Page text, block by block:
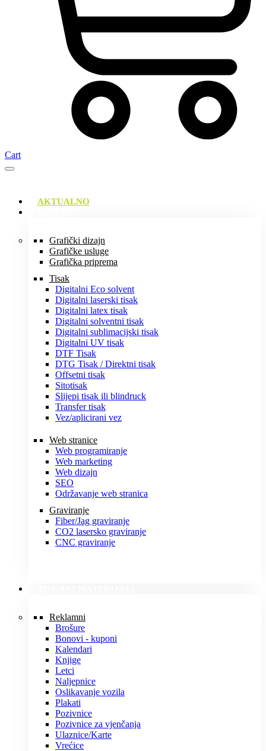
Cart
AKTUALNO
Grafički dizajn
Grafičke usluge
Grafička priprema
Tisak
Digitalni Eco solvent
Digitalni laserski tisak
Digitalni latex tisak
Digitalni solventni tisak
Digitalni sublimacijski tisak
Digitalni UV tisak
DTF Tisak
DTG Tisak / Direktni tisak
Offsetni tisak
Sitotisak
Slijepi tisak ili blindruck
Transfer tisak
Vez/aplicirani vez
Web stranice
Web programiranje
Web marketing
Web dizajn
SEO
Održavanje web stranica
Graviranje
Fiber/Jag graviranje
CO2 lasersko graviranje
CNC graviranje
Reklamni
Brošure
Bonovi - kuponi
Kalendari
Knjige
Letci
Naljepnice
Oslikavanje vozila
Plakati
Pozivnice
Pozivnice za vjenčanja
Ulaznice/Karte
Vrećice